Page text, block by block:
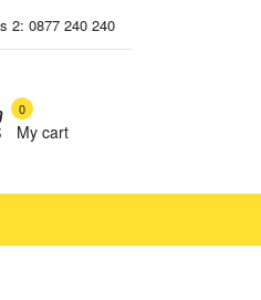
2: 0877 240 240
0
My cart